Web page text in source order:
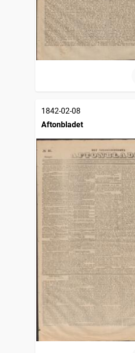
1842-02-08
Aftonbladet